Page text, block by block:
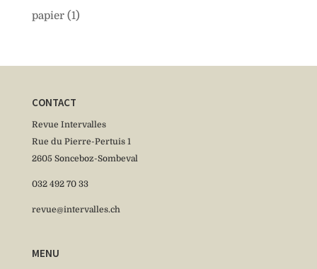
papier (1)
CONTACT
Revue Intervalles
Rue du Pierre-Pertuis 1
2605 Sonceboz-Sombeval
032 492 70 33
revue@intervalles.ch
MENU